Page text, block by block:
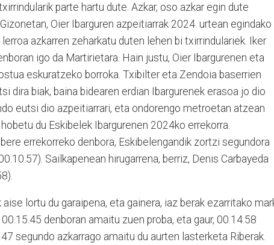
parte hartu dute. Azkar, oso azkar egin dute
Oier Ibarguren azpeitiarrak 2024. urtean egindako
azkarren zeharkatu duten lehen bi txirrindulariek. Iker
igo da Martirietara. Hain justu, Oier Ibargurenen eta
eskuratzeko borroka. Txibilter eta Zendoia baserrien
dira biak, baina bidearen erdian Ibargurenek erasoa jo dio
eutsi dio azpeitiarrari, eta ondorengo metroetan atzean
du Eskibelek Ibargurenen 2024ko errekorra.
errekorreko denbora, Eskibelengandik zortzi segundora
Sailkapenean hirugarrena, berriz, Denis Carbayeda
lortu du garaipena, eta gainera, iaz berak ezarritako
denboran amaitu zuen proba, eta gaur, 00.14.58
segundo azkarrago amaitu du aurten lasterketa Riberak.